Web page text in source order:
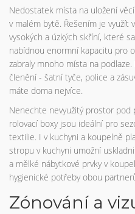
Nedostatek místa na uložení
v malém bytě. Řešením je
vysokých a úzkých skříní, které
nabídnou enormní kapacitu pro
zabraly mnoho místa na
členění - šatní tyče, police a
máte doma nejvíce.
Nenechte nevyužitý prostor pod
rolovací boxy jsou ideální pro
textilie. I v kuchyni a koupelně
stropu v kuchyni umožní
a mělké nábytkové prvky v
hygienické potřeby obou
Zónování a